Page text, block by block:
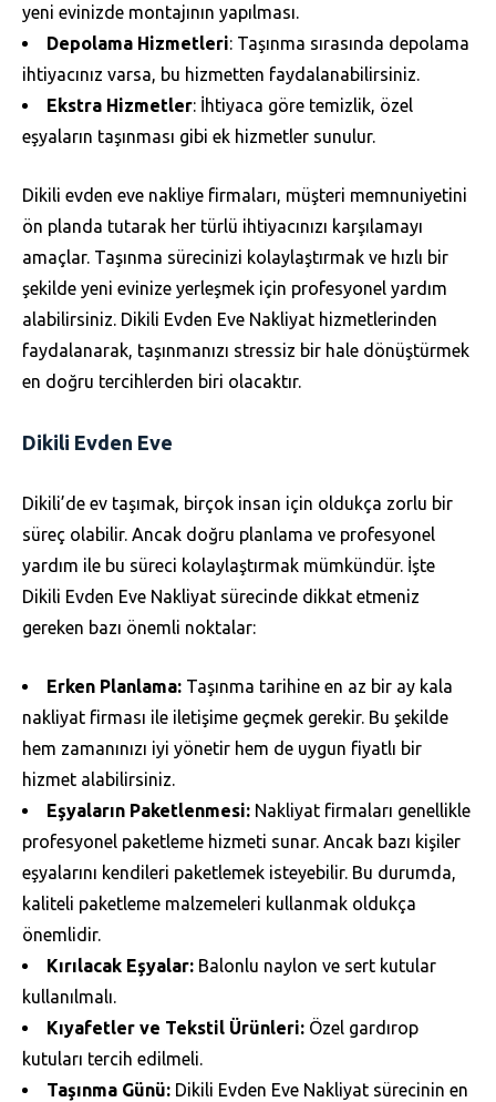
yeni evinizde montajının yapılması.
Depolama Hizmetleri: Taşınma sırasında depolama
ihtiyacınız varsa, bu hizmetten faydalanabilirsiniz.
Ekstra Hizmetler: İhtiyaca göre temizlik, özel
eşyaların taşınması gibi ek hizmetler sunulur.
Dikili evden eve nakliye firmaları, müşteri memnuniyetini
ön planda tutarak her türlü ihtiyacınızı karşılamayı
amaçlar. Taşınma sürecinizi kolaylaştırmak ve hızlı bir
şekilde yeni evinize yerleşmek için profesyonel yardım
alabilirsiniz. Dikili Evden Eve Nakliyat hizmetlerinden
faydalanarak, taşınmanızı stressiz bir hale dönüştürmek
en doğru tercihlerden biri olacaktır.
Dikili Evden Eve
Dikili’de ev taşımak, birçok insan için oldukça zorlu bir
süreç olabilir. Ancak doğru planlama ve profesyonel
yardım ile bu süreci kolaylaştırmak mümkündür. İşte
Dikili Evden Eve Nakliyat sürecinde dikkat etmeniz
gereken bazı önemli noktalar:
Erken Planlama: Taşınma tarihine en az bir ay kala
nakliyat firması ile iletişime geçmek gerekir. Bu şekilde
hem zamanınızı iyi yönetir hem de uygun fiyatlı bir
hizmet alabilirsiniz.
Eşyaların Paketlenmesi: Nakliyat firmaları genellikle
profesyonel paketleme hizmeti sunar. Ancak bazı kişiler
eşyalarını kendileri paketlemek isteyebilir. Bu durumda,
kaliteli paketleme malzemeleri kullanmak oldukça
önemlidir.
Kırılacak Eşyalar: Balonlu naylon ve sert kutular
kullanılmalı.
Kıyafetler ve Tekstil Ürünleri: Özel gardırop
kutuları tercih edilmeli.
Taşınma Günü: Dikili Evden Eve Nakliyat sürecinin en